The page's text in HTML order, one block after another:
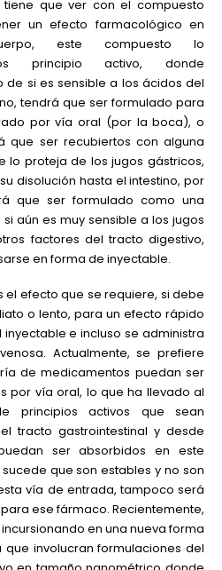
tiene que ver con el compuesto
un efecto farmacológico en
este compuesto lo
principio activo, donde
de si es sensible a los ácidos del
tendrá que ser formulado para
por vía oral (por la boca), o
que ser recubiertos con alguna
lo proteja de los jugos gástricos,
disolución hasta el intestino, por
que ser formulado como una
aún es muy sensible a los jugos
factores del tracto digestivo,
en forma de inyectable.
el efecto que se requiere, si debe
o lento, para un efecto rápido
e incluso se administra
Actualmente, se prefiere
de medicamentos puedan ser
por vía oral, lo que ha llevado al
principios activos que sean
tracto gastrointestinal y desde
ser absorbidos en este
que son estables y no son
vía de entrada, tampoco será
ese fármaco. Recientemente,
en una nueva forma
que involucran formulaciones del